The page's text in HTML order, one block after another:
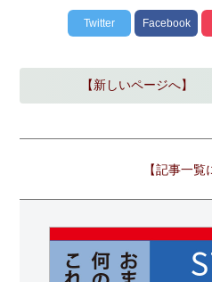
Twitter Facebook
【新しいページへ】
【記事一覧